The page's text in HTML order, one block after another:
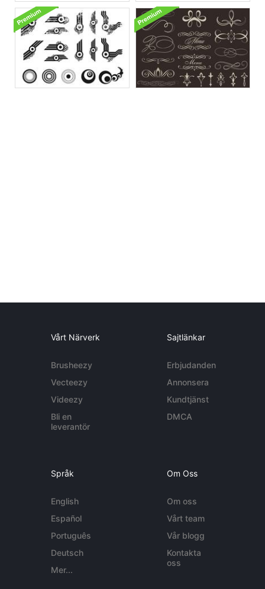
Vårt Närverk
Brusheezy
Vecteezy
Videezy
Bli en
leverantör
Sajtlänkar
Erbjudanden
Annonsera
Kundtjänst
DMCA
Språk
English
Español
Português
Deutsch
Mer...
Om Oss
Om oss
Vårt team
Vår blogg
Kontakta
oss